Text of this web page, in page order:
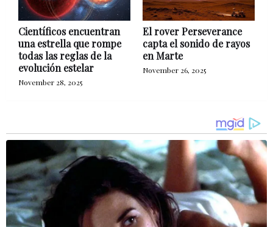
Científicos encuentran
una estrella que rompe
todas las reglas de la
evolución estelar
November 28, 2025
El rover Perseverance
capta el sonido de rayos
en Marte
November 26, 2025